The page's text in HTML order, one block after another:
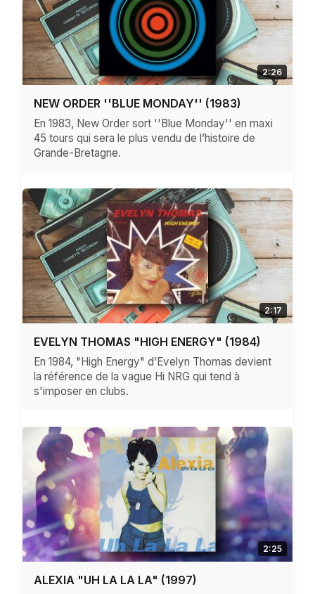
2:26
NEW ORDER ''BLUE MONDAY'' (1983)
En 1983, New Order sort ''Blue Monday'' en maxi
45 tours qui sera le plus vendu de l’histoire de
Grande-Bretagne.
2:17
EVELYN THOMAS "HIGH ENERGY" (1984)
En 1984, "High Energy" d’Evelyn Thomas devient
la référence de la vague Hi NRG qui tend à
s'imposer en clubs.
2:25
ALEXIA "UH LA LA LA" (1997)